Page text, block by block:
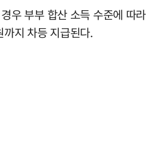
우 부부 합산 소득 수준에 따라
지 차등 지급된다.